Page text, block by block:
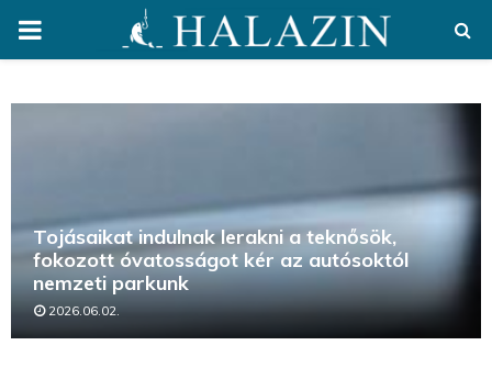
PRIMARY
Tojásaikat indulnak lerakni a teknősök,
fokozott óvatosságot kér az autósoktól
nemzeti parkunk
2026.06.02.